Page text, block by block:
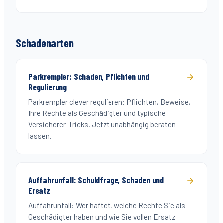
Schadenarten
Parkrempler: Schaden, Pflichten und
Regulierung
Parkrempler clever regulieren: Pflichten, Beweise,
Ihre Rechte als Geschädigter und typische
Versicherer-Tricks. Jetzt unabhängig beraten
lassen.
Auffahrunfall: Schuldfrage, Schaden und
Ersatz
Auffahrunfall: Wer haftet, welche Rechte Sie als
Geschädigter haben und wie Sie vollen Ersatz